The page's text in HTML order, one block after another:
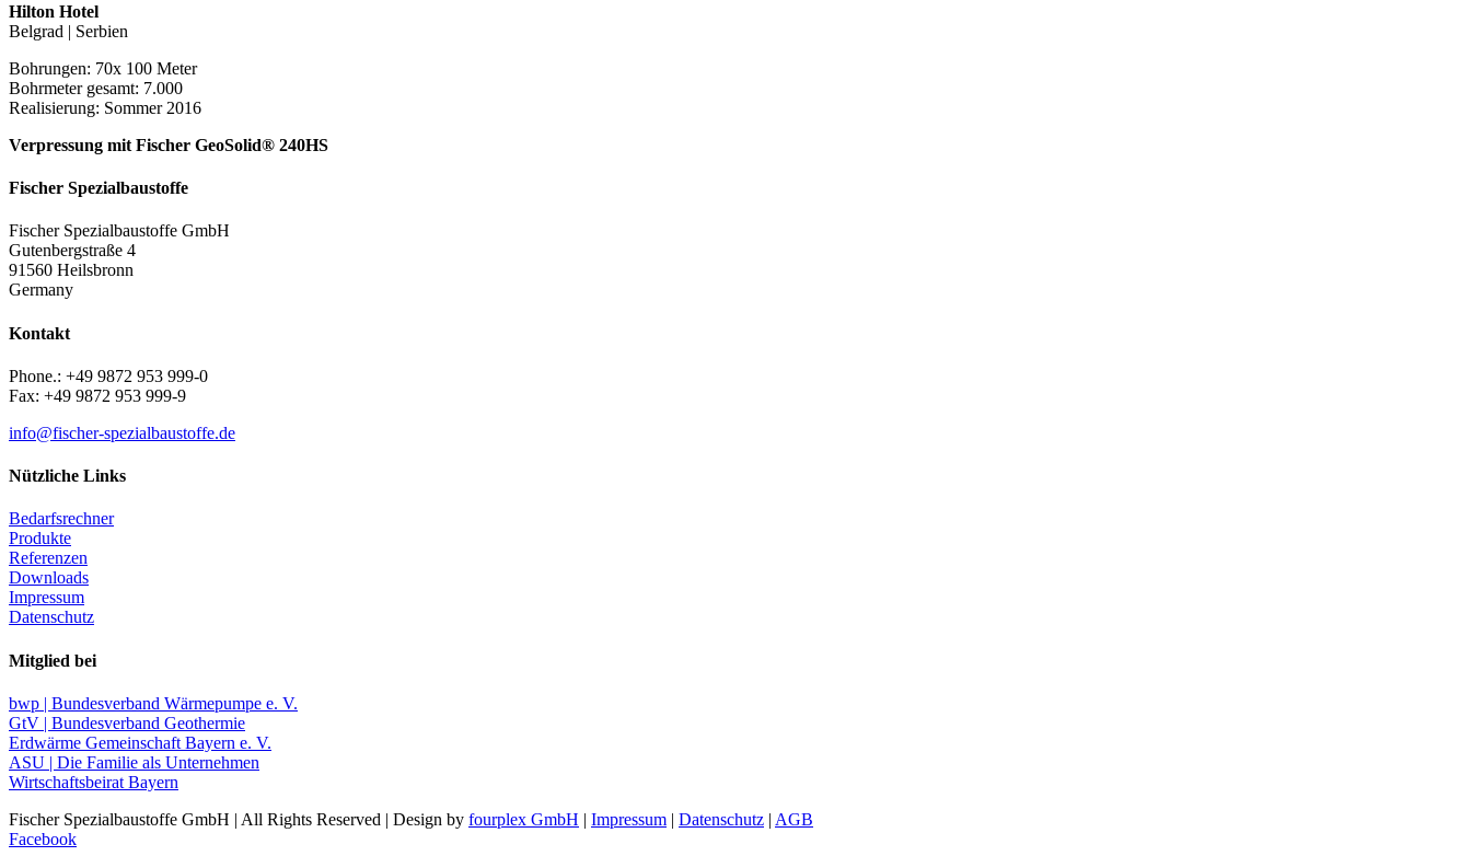
Hilton Hotel
Belgrad | Serbien
Bohrungen: 70x 100 Meter
Bohrmeter gesamt: 7.000
Realisierung: Sommer 2016
Verpressung mit Fischer GeoSolid® 240HS
Fischer Spezialbaustoffe
Fischer Spezialbaustoffe GmbH
Gutenbergstraße 4
91560 Heilsbronn
Germany
Kontakt
Phone.: +49 9872 953 999-0
Fax: +49 9872 953 999-9
info@fischer-spezialbaustoffe.de
Nützliche Links
Bedarfsrechner
Produkte
Referenzen
Downloads
Impressum
Datenschutz
Mitglied bei
bwp | Bundesverband Wärmepumpe e. V.
GtV | Bundesverband Geothermie
Erdwärme Gemeinschaft Bayern e. V.
ASU | Die Familie als Unternehmen
Wirtschaftsbeirat Bayern
Fischer Spezialbaustoffe GmbH | All Rights Reserved | Design by fourplex GmbH | Impressum | Datenschutz | AGB
Facebook